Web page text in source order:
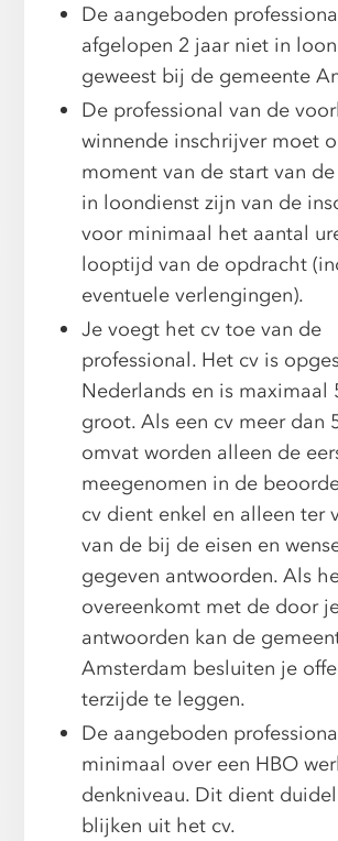
De aangeboden
afgelopen 2 jaar niet in
geweest bij de gemeente
De professional van de
winnende inschrijver moet
moment van de start van
in loondienst zijn van de
voor minimaal het aantal
looptijd van de opdracht
eventuele verlengingen).
Je voegt het cv toe van de
professional. Het cv is
Nederlands en is maximaal
groot. Als een cv meer dan
omvat worden alleen de
meegenomen in de
cv dient enkel en alleen ter
van de bij de eisen en
gegeven antwoorden. Als
overeenkomt met de door
antwoorden kan de
Amsterdam besluiten je
terzijde te leggen.
De aangeboden
minimaal over een HBO
denkniveau. Dit dient
blijken uit het cv.